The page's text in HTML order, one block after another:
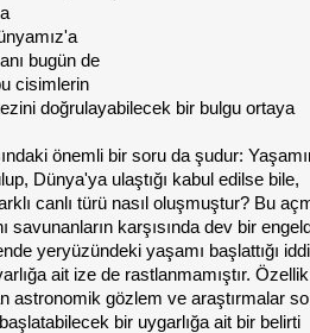
bugün de
cisimlerin
doğrulayabilecek bir bulgu ortaya
önemli bir soru da şudur:
Dünya'ya ulaştığı kabul edilse bile,
canlı türü nasıl oluşmuştur? Bu
savunanların karşısında dev bir
yeryüzündeki yaşamı başlattığı
ait ize de rastlanmamıştır.
astronomik gözlem ve araştırmalar
bir uygarlığa ait bir belirti